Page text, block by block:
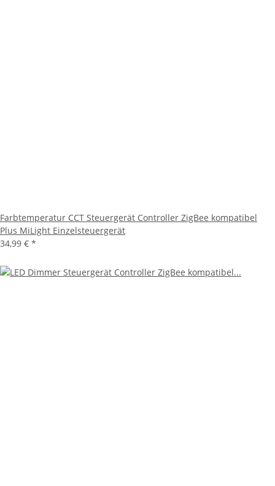
Farbtemperatur CCT Steuergerät Controller ZigBee kompatibel
Plus MiLight Einzelsteuergerät
34,99 € *